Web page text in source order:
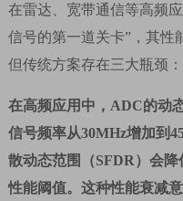
在雷达、宽带通信等高频应
信号的第一道关卡”，其性
但传统方案存在三大瓶颈：
在高频应用中， ADC的动
信号频率从30MHz增加到
散动态范围（SFDR ）会降
性能阈值。这种性能衰减